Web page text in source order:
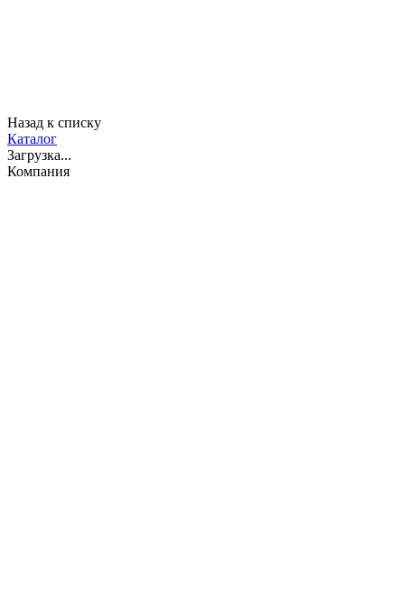
Назад к списку
Каталог
Загрузка...
Компания